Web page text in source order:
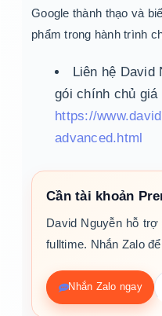
Google thành thạo và
phẩm trong hành trình
Liên hệ David
gói chính chủ giá
https://
advanced.html
Cần tài khoản
David Nguyễn hỗ
fulltime. Nhắn Zalo
Nhắn Zalo ngay